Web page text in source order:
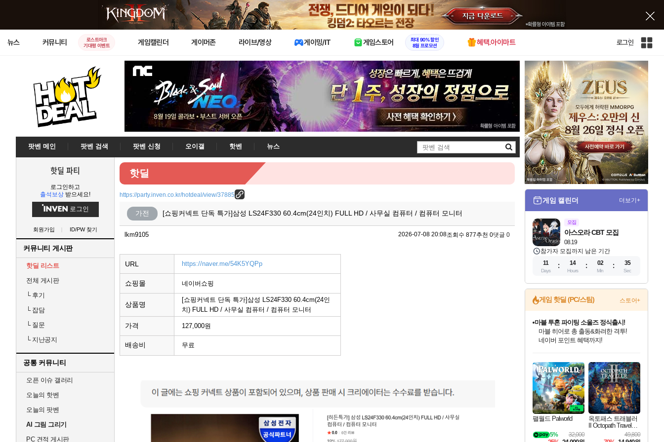
X
뉴스 커뮤니티
로스트아크
기대평 이벤트
게임캘린더 게이머존 라이브/영상 게이밍/IT 게임스토어
최대 90% 할인
8월 프로모션
혜택.아이마트 로그인
인
체
사
팟벤 메인 팟벤 검색 팟벤 신청 오이갤 핫벤
뉴스
검
색
핫딜 파티
로그인하고
출석보상 받으세요!
로그인
회원가입 ID/PW 찾기
커뮤니티 게시판
핫딜 리스트
전체 게시판
└후기
└잡담
└질문
└지난공지
공통 커뮤니티
오픈 이슈 갤러리
오늘의 핫벤
오늘의 팟벤
AI 그림 그리기
PC 견적 게시판
핫딜
https://party.inven.co.kr/hotdeal/view/37885
가전 [쇼핑커넥트 단독 특가]삼성 LS24F330 60.4cm(24인치) FULL HD / 사무실 컴퓨터 / 컴퓨터 모니터
lkm9105 2026-07-08 20:08조회수 877추천 0댓글 0
URL https://naver.me/54K5YQPp
쇼핑몰 네이버쇼핑
상품명
[쇼핑커넥트 단독 특가]삼성 LS24F330 60.4cm(24인
치) FULL HD / 사무실 컴퓨터 / 컴퓨터 모니터
가격 127,000원
배송비 무료
게임 캘린더 더보기+
모집
08.19
아스오라 CBT 모집
참가자 모집까지 남은 기간
11
Days
14
Hours
02
Min
34
Sec
게임 핫딜 (PC/스팀) 스토어+
최대 90% 할인가를 만나보세요!
네이버혜택과 함께 만나보세요!
50%할인&추가 적립까지!
네이버 포인트 혜택까지!
귀무자: 검의 길 예약 판매 중!
10% 할인과
이니&베니 혜택까지!
네이버 혜택가와 함께 예약하세요!
할인&네이버혜택으로 만나보세요!
네이버페이 혜택과 만나보세요!
40주년 프로모션으로 만나보세요!
할인가에 만나보세요!
일부 에디션 상시 할인!
혜택으로 예약 판매 중
편안하게 충전하세요
팰월드 Palworld
32,000
5%
옥토패스 트래블러
II Octopath Traveler I
49,800